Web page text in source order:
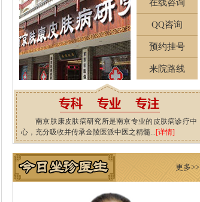
在线咨询
QQ咨询
预约挂号
来院路线
南京肤康皮肤病研究所是南京专业的皮肤病诊疗中
心，充分吸收并传承金陵医派中医之精髓...[详情]
更多>>